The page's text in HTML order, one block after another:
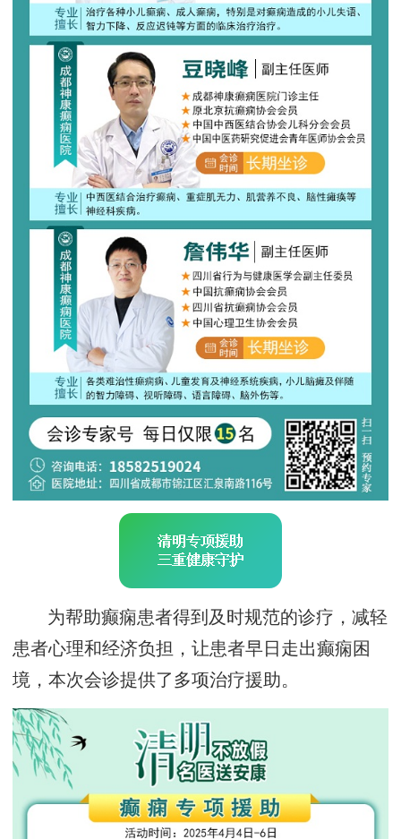
为帮助癫痫患者得到及时规范的诊疗，减轻
患者心理和经济负担，让患者早日走出癫痫困
境，本次会诊提供了多项治疗援助。